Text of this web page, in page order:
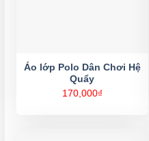
Áo lớp Polo Dân Chơi Hệ
Quẩy
170,000₫